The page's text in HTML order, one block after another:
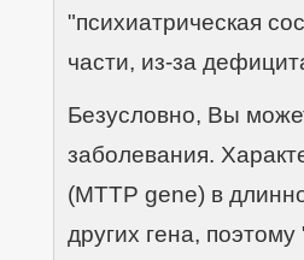
"психиатрическая
части, из-за
Безусловно, Вы
заболевания.
(MTTP gene) в
других гена,